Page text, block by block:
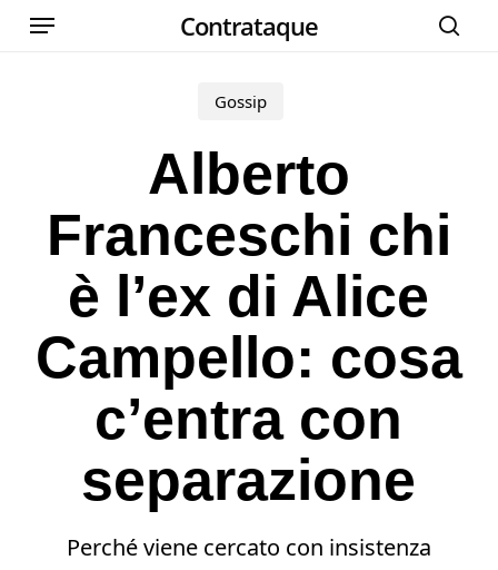
Skip
Contrataque
Menu
Gossip
Alberto
Franceschi chi
è l’ex di Alice
Campello: cosa
c’entra con
separazione
Perché viene cercato con insistenza